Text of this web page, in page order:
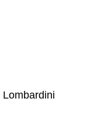
Lombardini